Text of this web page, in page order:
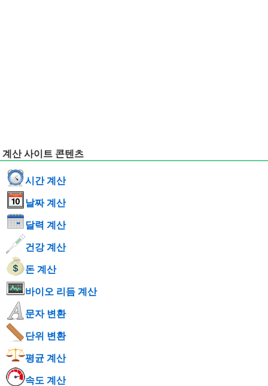
계산 사이트 콘텐츠
시간 계산
날짜 계산
달력 계산
건강 계산
돈 계산
바이오 리듬 계산
문자 변환
단위 변환
평균 계산
속도 계산